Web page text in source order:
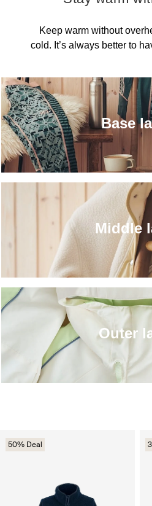
50% Deal
Base
Middle
Outer
Keep warm without
cold. It’s always better to